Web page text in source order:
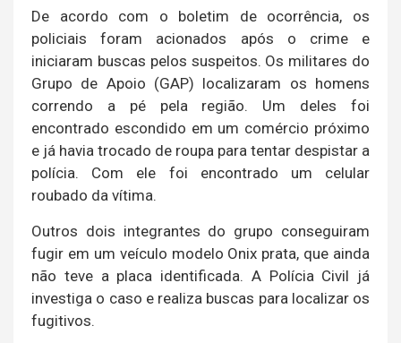
De acordo com o boletim de ocorrência, os
policiais foram acionados após o crime e
iniciaram buscas pelos suspeitos. Os militares do
Grupo de Apoio (GAP) localizaram os homens
correndo a pé pela região. Um deles foi
encontrado escondido em um comércio próximo
e já havia trocado de roupa para tentar despistar a
polícia. Com ele foi encontrado um celular
roubado da vítima.
Outros dois integrantes do grupo conseguiram
fugir em um veículo modelo Onix prata, que ainda
não teve a placa identificada. A Polícia Civil já
investiga o caso e realiza buscas para localizar os
fugitivos.